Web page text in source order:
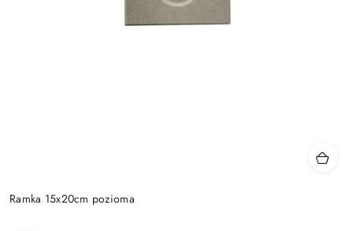
Ramka 15x20cm pozioma